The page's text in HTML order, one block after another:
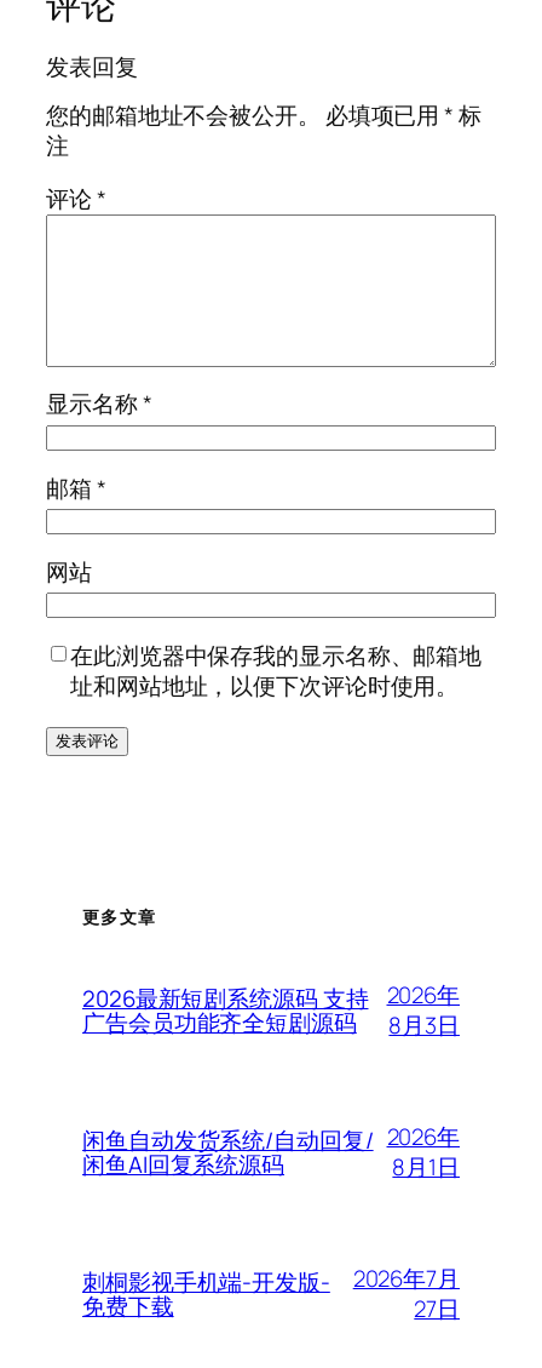
发表回复
您的邮箱地址不会被公开。
必填项已用*标
注
评论*
显示名称*
邮箱*
网站
在此浏览器中保存我的显示名称、邮箱地
址和网站地址，以便下次评论时使用。
更多文章
2026最新短剧系统源码 支持
广告会员功能齐全短剧源码
2026年
8月3日
闲鱼自动发货系统/自动回复/
闲鱼AI回复系统源码
2026年
8月1日
刺桐影视手机端-开发版-
免费下载
2026年7月
27日